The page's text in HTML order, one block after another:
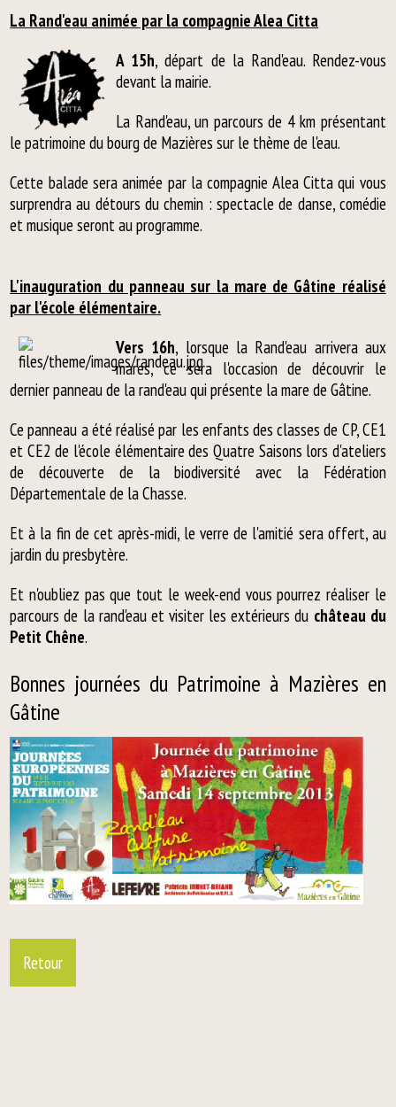
La Rand'eau animée par la compagnie Alea Citta
A 15h, départ de la Rand'eau. Rendez-vous
devant la mairie.
La Rand'eau, un parcours de 4 km présentant
le patrimoine du bourg de Mazières sur le thème de l'eau.
Cette balade sera animée par la compagnie Alea Citta qui vous
surprendra au détours du chemin : spectacle de danse, comédie
et musique seront au programme.
L'inauguration du panneau sur la mare de Gâtine réalisé
par l'école élémentaire.
Vers 16h, lorsque la Rand'eau arrivera aux
mares, ce sera l'occasion de découvrir le
dernier panneau de la rand'eau qui présente la mare de Gâtine.
Ce panneau a été réalisé par les enfants des classes de CP, CE1
et CE2 de l'école élémentaire des Quatre Saisons lors d'ateliers
de découverte de la biodiversité avec la Fédération
Départementale de la Chasse.
Et à la fin de cet après-midi, le verre de l'amitié sera offert, au
jardin du presbytère.
Et n'oubliez pas que tout le week-end vous pourrez réaliser le
parcours de la rand'eau et visiter les extérieurs du château du
Petit Chêne.
Bonnes journées du Patrimoine à Mazières en
Gâtine
Retour